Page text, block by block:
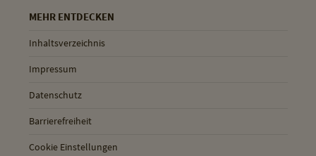
MEHR ENTDECKEN
Inhaltsverzeichnis
Impressum
Datenschutz
Barrierefreiheit
Cookie Einstellungen